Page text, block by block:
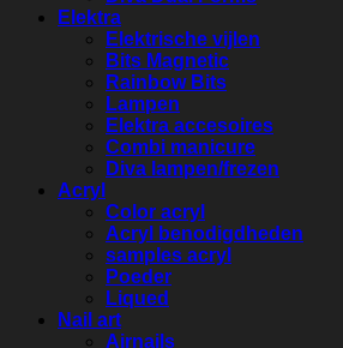
Elektra
Elektrische vijlen
Bits Magnetic
Rainbow Bits
Lampen
Elektra accesoires
Combi manicure
Diva lampen/frezen
Acryl
Color acryl
Acryl benodigdheden
samples acryl
Poeder
Liqued
Nail art
Airnails